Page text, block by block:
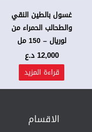
غسول بالطين النقي
والطحالب الحمراء من
لوريال – 150 مل
12,000 د.ع
قراءة المزيد
الاقسام